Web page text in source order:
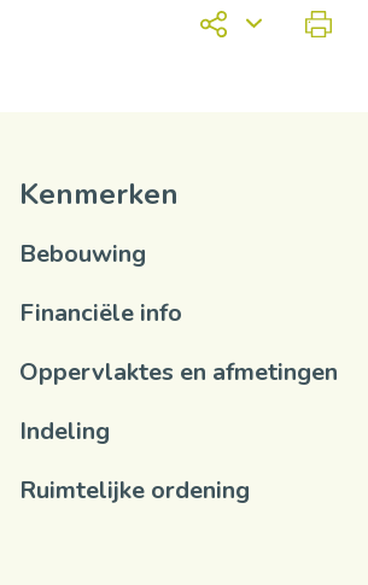
Kenmerken
Bebouwing
Financiële info
Oppervlaktes en afmetingen
Indeling
Ruimtelijke ordening